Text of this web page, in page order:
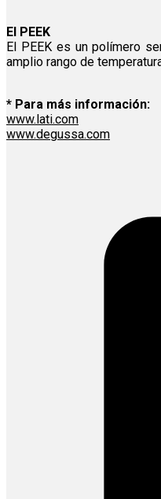
El PEEK
El PEEK es un polímero
amplio rango de
* Para más información:
www.lati.com
www.degussa.com